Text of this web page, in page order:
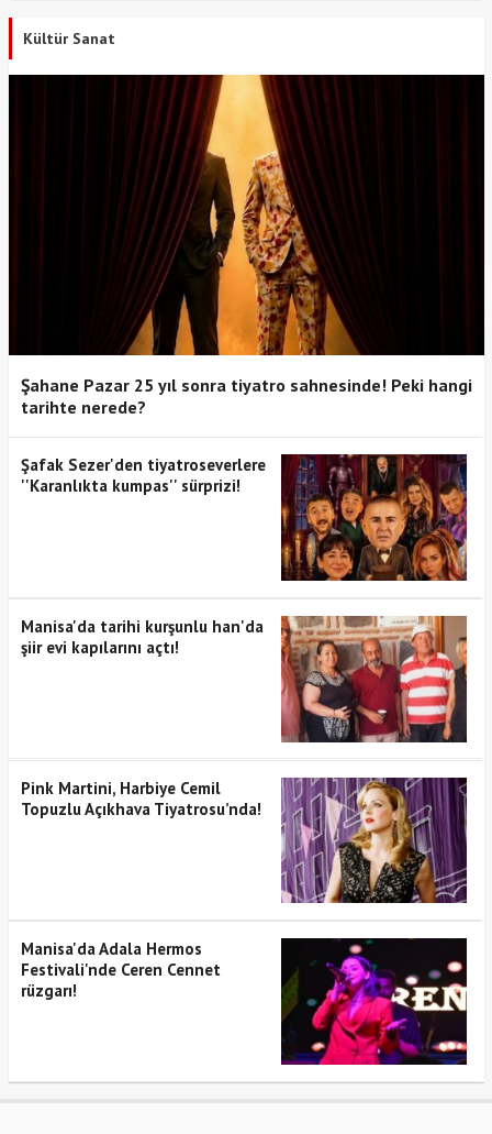
Kültür Sanat
Şahane Pazar 25 yıl sonra tiyatro sahnesinde! Peki hangi
tarihte nerede?
Şafak Sezer'den tiyatroseverlere
''Karanlıkta kumpas'' sürprizi!
Manisa'da tarihi kurşunlu han'da
şiir evi kapılarını açtı!
Pink Martini, Harbiye Cemil
Topuzlu Açıkhava Tiyatrosu’nda!
Manisa'da Adala Hermos
Festivali'nde Ceren Cennet
rüzgarı!